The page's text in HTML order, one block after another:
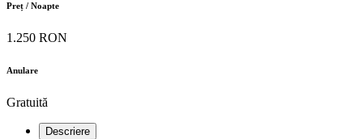
Preț / Noapte
1.250 RON
Anulare
Gratuită
Descriere